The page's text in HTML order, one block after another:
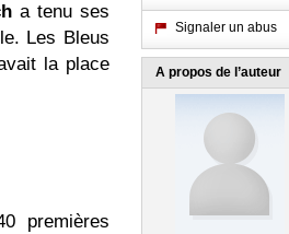
a tenu ses
Les Bleus
la place
premières
Signaler un abus
A propos de l’auteur